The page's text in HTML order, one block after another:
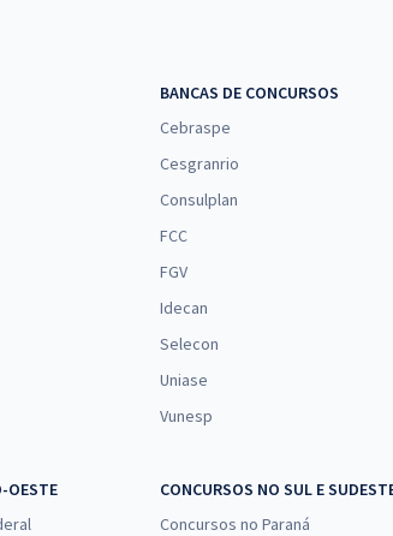
BANCAS DE CONCURSOS
Cebraspe
Cesgranrio
Consulplan
FCC
FGV
Idecan
Selecon
Uniase
Vunesp
OESTE
CONCURSOS NO SUL E
Concursos no Paraná